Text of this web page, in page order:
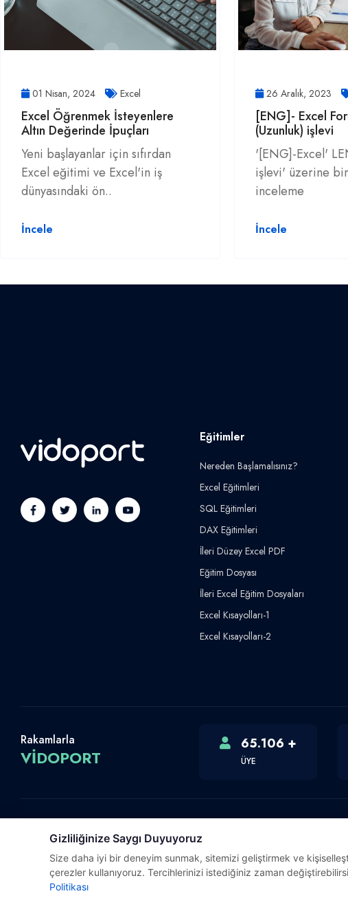
01 Nisan, 2024 Excel
Excel Öğrenmek İsteyenlere
Altın Değerinde İpuçları
Yeni başlayanlar için sıfırdan
Excel eğitimi ve Excel'in iş
dünyasındaki ön..
İncele
26 Aralık, 2023
[ENG]- Excel
(Uzunluk) işlevi
'[ENG]-Excel'
işlevi' üzerine
inceleme
İncele
Eğitimler
Nereden Başlamalısınız?
Excel Eğitimleri
SQL Eğitimleri
DAX Eğitimleri
İleri Düzey Excel PDF
Eğitim Dosyası
İleri Excel Eğitim Dosyaları
Excel Kısayolları-1
Excel Kısayolları-2
Rakamlarla
VİDOPORT
65.106 +
ÜYE
Telif Hakkı © 2026 Vidoport, Inc.
Software,Design & Development:Webimonline
Gizliliğinize Saygı Duyuyoruz
Size daha iyi bir deneyim sunmak, sitemizi geliştirmek ve
çerezler kullanıyoruz. Tercihlerinizi istediğiniz zaman
Politikası